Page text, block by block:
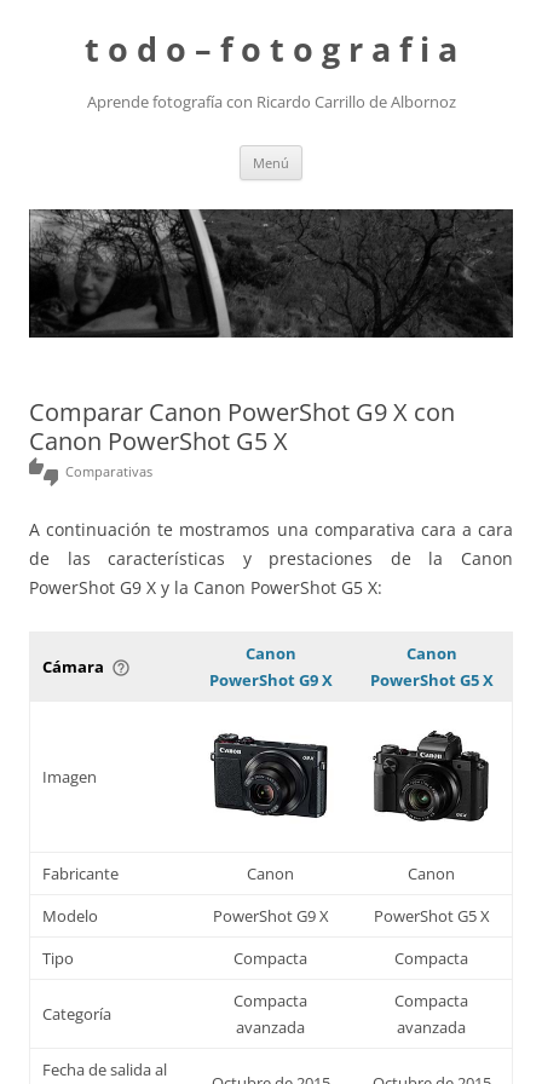
t o d o – f o t o g r a f i a
Aprende fotografía con Ricardo Carrillo de Albornoz
Menú
Comparar Canon PowerShot G9 X con
Canon PowerShot G5 X
thumbs_up_down Comparativas
A continuación te mostramos una comparativa cara a cara
de las características y prestaciones de la Canon
PowerShot G9 X y la Canon PowerShot G5 X:
Cámara help_outline
Canon
PowerShot G9 X
Canon
PowerShot G5 X
Imagen
Fabricante Canon
Canon
Modelo
PowerShot G9 X
PowerShot G5 X
Tipo
Compacta Compacta
Categoría
Compacta
avanzada
Compacta
avanzada
Fecha de salida al